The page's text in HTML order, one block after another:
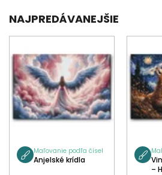
NAJPREDÁVANEJŠIE
Maľovanie podľa čísel
Anjelské krídla
–